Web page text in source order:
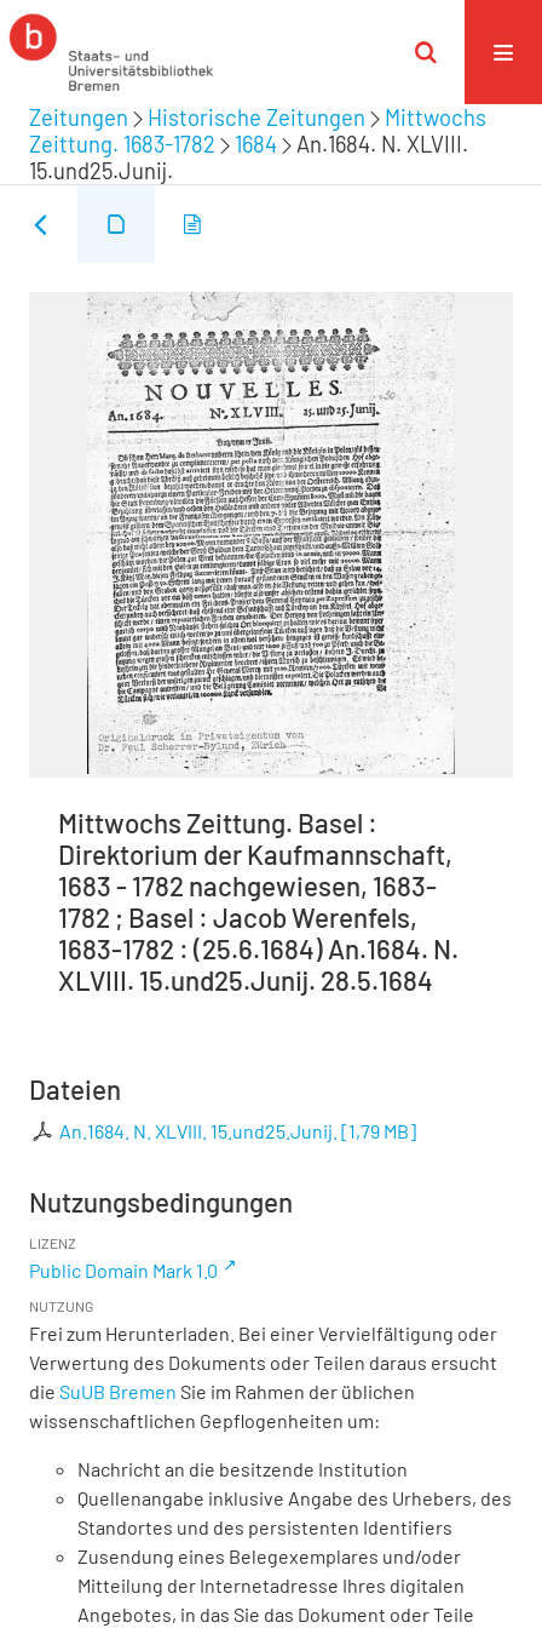
Zeitungen Historische Zeitungen
Mittwochs
Zeittung. 1683-1782
1684
An.1684. N. XLVIII.
15.und25.Junij.
Mittwochs Zeittung. Basel :
Direktorium der Kaufmannschaft,
1683 - 1782 nachgewiesen, 1683-
1782 ; Basel : Jacob Werenfels,
1683-1782 : (25.6.1684) An.1684. N.
XLVIII. 15.und25.Junij. 28.5.1684
Dateien
An.1684. N. XLVIII. 15.und25.Junij. [1,79 MB]
Nutzungsbedingungen
LIZENZ
Public Domain Mark 1.0
NUTZUNG
Frei zum Herunterladen. Bei einer Vervielfältigung oder
Verwertung des Dokuments oder Teilen daraus ersucht
die SuUB Bremen Sie im Rahmen der üblichen
wissenschaftlichen Gepflogenheiten um:
Nachricht an die besitzende Institution
Quellenangabe inklusive Angabe des Urhebers, des
Standortes und des persistenten Identifiers
Zusendung eines Belegexemplares und/oder
Mitteilung der Internetadresse Ihres digitalen
Angebotes, in das Sie das Dokument oder Teile